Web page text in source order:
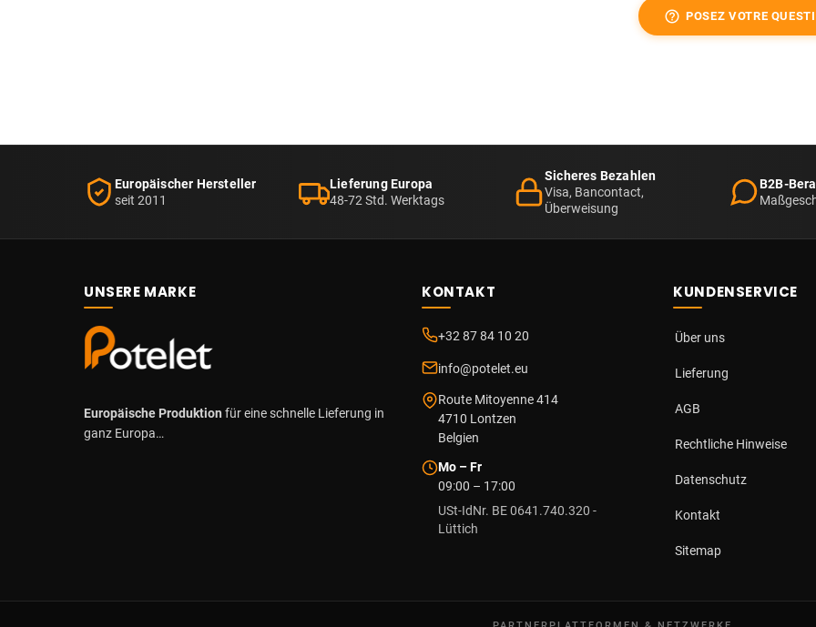
help_outline POSEZ VOTRE
Europäischer Hersteller
seit 2011
Lieferung Europa
48-72 Std. Werktags
Sicheres Bezahlen
Visa, Bancontact,
Überweisung
B2B-
UNSERE MARKE
Europäische Produktion für eine schnelle Lieferung in
ganz Europa…
KONTAKT
+32 87 84 10 20
info@potelet.eu
Route Mitoyenne 414
4710 Lontzen
Belgien
Mo – Fr
09:00 – 17:00
USt-IdNr. BE 0641.740.320 -
Lüttich
KUNDENSERVICE
Über uns
Lieferung
AGB
Rechtliche Hinweise
Datenschutz
Kontakt
Sitemap